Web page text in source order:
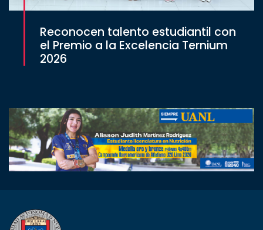
Reconocen talento estudiantil con
el Premio a la Excelencia Ternium
2026